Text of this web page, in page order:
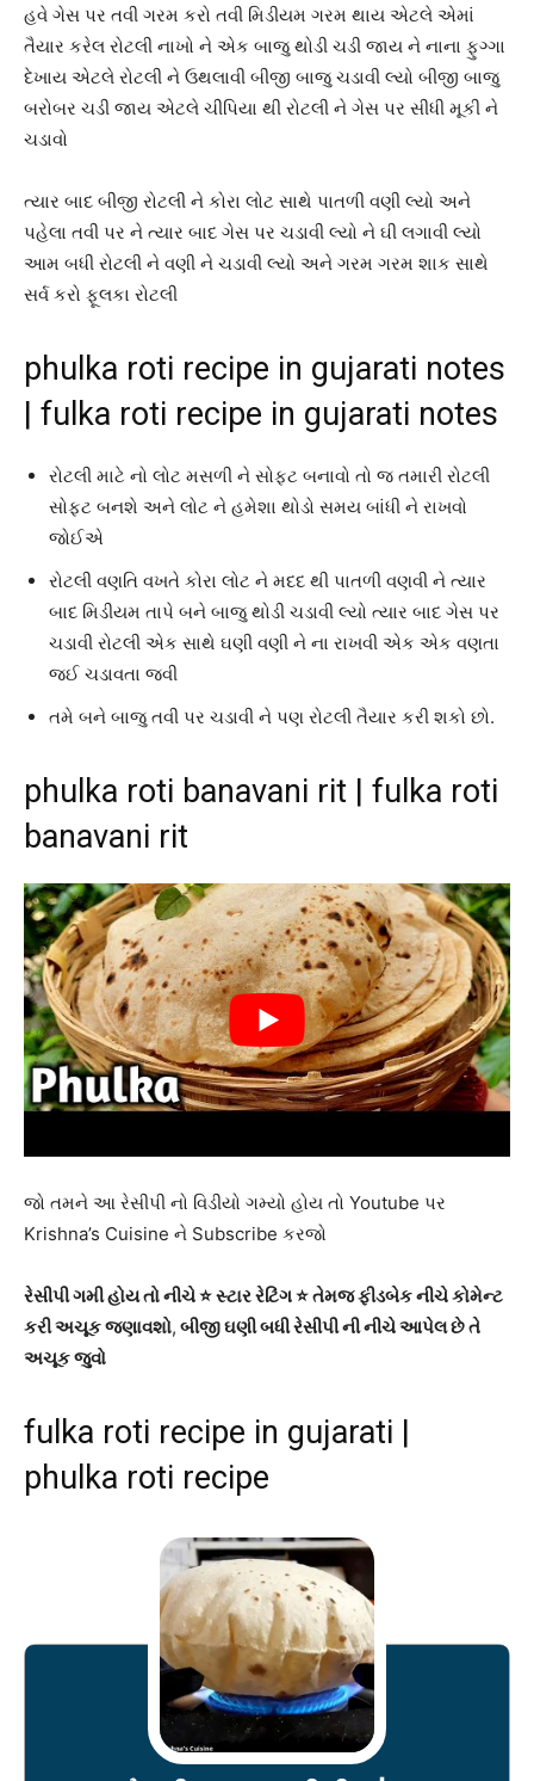
હવે ગેસ પર તવી ગરમ કરો તવી મિડીયમ ગરમ થાય એટલે એમાં
તૈયાર કરેલ રોટલી નાખો ને એક બાજુ થોડી ચડી જાય ને નાના ફુગ્ગા
દેખાય એટલે રોટલી ને ઉથલાવી બીજી બાજુ ચડાવી લ્યો બીજી બાજુ
બરોબર ચડી જાય એટલે ચીપિયા થી રોટલી ને ગેસ પર સીધી મૂકી ને
ચડાવો
ત્યાર બાદ બીજી રોટલી ને કોરા લોટ સાથે પાતળી વણી લ્યો અને
પહેલા તવી પર ને ત્યાર બાદ ગેસ પર ચડાવી લ્યો ને ઘી લગાવી લ્યો
આમ બધી રોટલી ને વણી ને ચડાવી લ્યો અને ગરમ ગરમ શાક સાથે
સર્વ કરો ફૂલકા રોટલી
phulka roti recipe in gujarati notes
| fulka roti recipe in gujarati notes
રોટલી માટે નો લોટ મસળી ને સોફ્ટ બનાવો તો જ તમારી રોટલી
સોફ્ટ બનશે અને લોટ ને હમેશા થોડો સમય બાંધી ને રાખવો
જોઈએ
રોટલી વણતિ વખતે કોરા લોટ ને મદદ થી પાતળી વણવી ને ત્યાર
બાદ મિડીયમ તાપે બને બાજુ થોડી ચડાવી લ્યો ત્યાર બાદ ગેસ પર
ચડાવી રોટલી એક સાથે ઘણી વણી ને ના રાખવી એક એક વણતા
જઈ ચડાવતા જવી
તમે બને બાજુ તવી પર ચડાવી ને પણ રોટલી તૈયાર કરી શકો છો.
phulka roti banavani rit | fulka roti
banavani rit
જો તમને આ રેસીપી નો વિડીયો ગમ્યો હોય તો Youtube પર
Krishna’s Cuisine ને Subscribe કરજો
રેસીપી ગમી હોય તો નીચે ⭐ સ્ટાર રેટિંગ ⭐ તેમજ ફીડબેક નીચે કોમેન્ટ
કરી અચૂક જણાવશો, બીજી ઘણી બધી રેસીપી ની નીચે આપેલ છે તે
અચૂક જુવો
fulka roti recipe in gujarati |
phulka roti recipe